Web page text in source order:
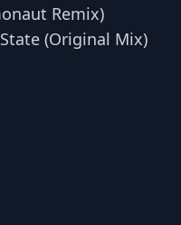
Remix)
(Original Mix)